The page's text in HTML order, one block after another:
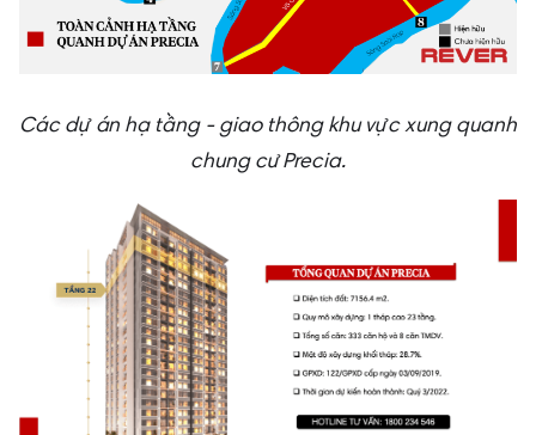
Các dự án hạ tầng - giao thông khu vực xung quanh
chung cư Precia.